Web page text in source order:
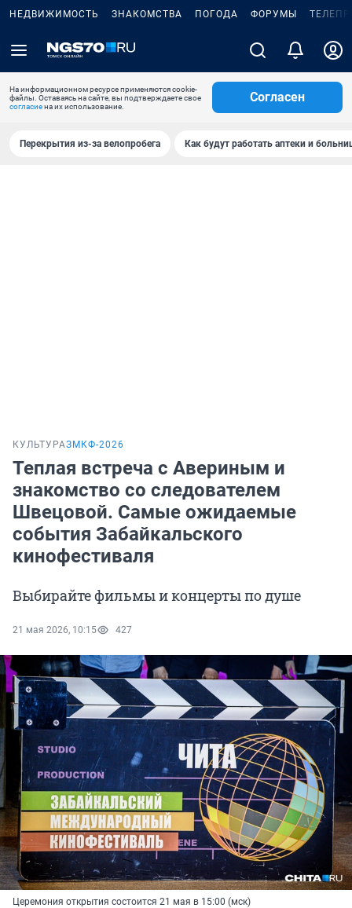
НЕДВИЖИМОСТЬ ЗНАКОМСТВА ПОГОДА ФОРУМЫ
На информационном ресурсе применяются cookie-
файлы. Оставаясь на сайте, вы подтверждаете свое
согласиена их использование.
Согласен
Перекрытия из-за велопробега Как будут работать аптеки и
КУЛЬТУРАЗМКФ-2026
Теплая встреча с Авериным и
знакомство со следователем
Швецовой. Самые ожидаемые
события Забайкальского
кинофестиваля
Выбирайте фильмы и концерты по душе
21 мая 2026, 10:15 427
Церемония открытия состоится 21 мая в 15:00 (мск)